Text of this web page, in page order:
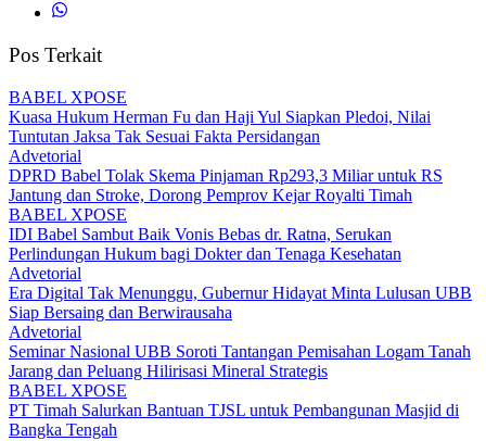
Pos Terkait
BABEL XPOSE
Kuasa Hukum Herman Fu dan Haji Yul Siapkan Pledoi, Nilai
Tuntutan Jaksa Tak Sesuai Fakta Persidangan
Advetorial
DPRD Babel Tolak Skema Pinjaman Rp293,3 Miliar untuk RS
Jantung dan Stroke, Dorong Pemprov Kejar Royalti Timah
BABEL XPOSE
IDI Babel Sambut Baik Vonis Bebas dr. Ratna, Serukan
Perlindungan Hukum bagi Dokter dan Tenaga Kesehatan
Advetorial
Era Digital Tak Menunggu, Gubernur Hidayat Minta Lulusan UBB
Siap Bersaing dan Berwirausaha
Advetorial
Seminar Nasional UBB Soroti Tantangan Pemisahan Logam Tanah
Jarang dan Peluang Hilirisasi Mineral Strategis
BABEL XPOSE
PT Timah Salurkan Bantuan TJSL untuk Pembangunan Masjid di
Bangka Tengah